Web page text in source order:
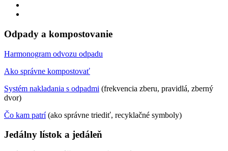
Odpady a kompostovanie
Harmonogram odvozu odpadu
Ako správne kompostovať
Systém nakladania s odpadmi (frekvencia zberu, pravidlá, zberný
dvor)
Čo kam patrí(ako správne triediť, recyklačné symboly)
Jedálny lístok a jedáleň